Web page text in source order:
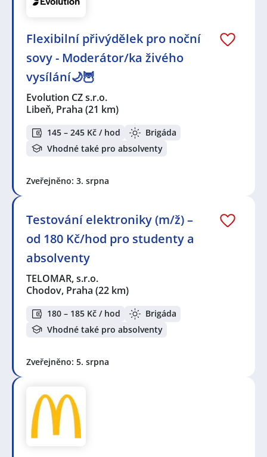
Flexibilní přivýdělek pro noční
sovy - Moderátor/ka živého
vysílání🌙🦉
Evolution CZ s.r.o.
Libeň, Praha (21 km)
145 – 245 Kč / hod
Brigáda
Vhodné také pro absolventy
Zveřejněno: 3. srpna
Testování elektroniky (m/ž) –
od 180 Kč/hod pro studenty a
absolventy
TELOMAR, s.r.o.
Chodov, Praha (22 km)
180 – 185 Kč / hod
Brigáda
Vhodné také pro absolventy
Zveřejněno: 5. srpna